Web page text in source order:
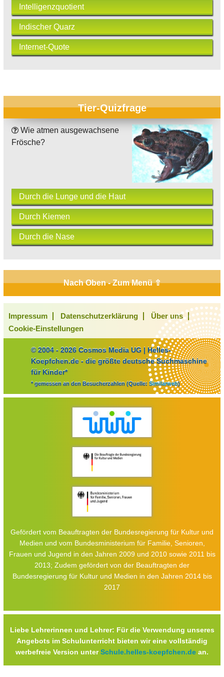
Intelligenzquotient
Indischer Quarz
Internet-Quote
Tier-Quizfrage
Wie atmen ausgewachsene
Frösche?
Durch die Lunge und die Haut
Durch Kiemen
Durch die Nase
Nach Oben - Zum Menü ⇧
Impressum Datenschutzerklärung
Über uns
Cookie-Einstellungen
© 2004 - 2026 Cosmos Media UG | Helles-
Koepfchen.de - die größte deutsche Suchmaschine
für Kinder*
* gemessen an den Besucherzahlen (Quelle: Similarweb)
Gefördert vom Beauftragten der Bundesregierung für Kultur und
Medien und vom Bundesministerium für Familie, Senioren,
Frauen und Jugend in den Jahren 2009 und 2010 sowie 2011 bis
2013; Zudem gefördert von der Beauftragten der
Bundesregierung für Kultur und Medien in den Jahren 2014 bis
2017
Liebe Lehrerinnen und Lehrer: Für die Verwendung unseres
Angebots im Schulunterricht bieten wir eine vollständig
werbefreie Version unterSchule.helles-koepfchen.de an.